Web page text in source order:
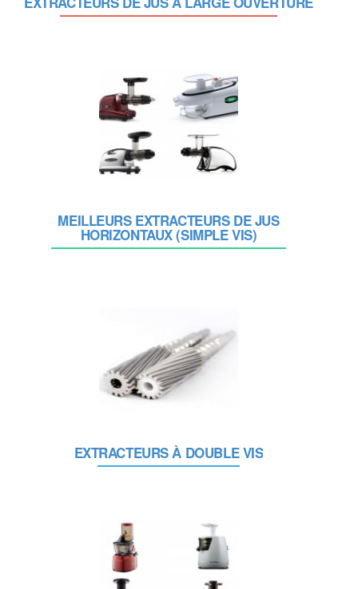
MEILLEURS EXTRACTEURS DE JUS
HORIZONTAUX (SIMPLE VIS)
EXTRACTEURS À DOUBLE VIS